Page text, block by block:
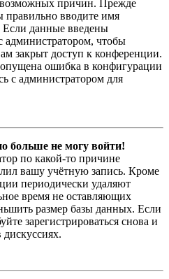
возможных причин. Прежде
правильно вводите имя
Если данные введены
администратором, чтобы
закрыт доступ к конференции.
ошибка в конфигурации
с администратором для
больше не могу войти!
по какой-то причине
вашу учётную запись. Кроме
периодически удаляют
время не оставляющих
размер базы данных. Если
зарегистрироваться снова и
дискуссиях.